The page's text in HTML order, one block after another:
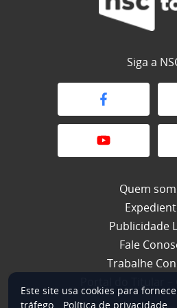
Siga a
Quem
Publicidade
Fale
Trabalhe
Este site usa cookies para
tráfego.
Política de privacidade